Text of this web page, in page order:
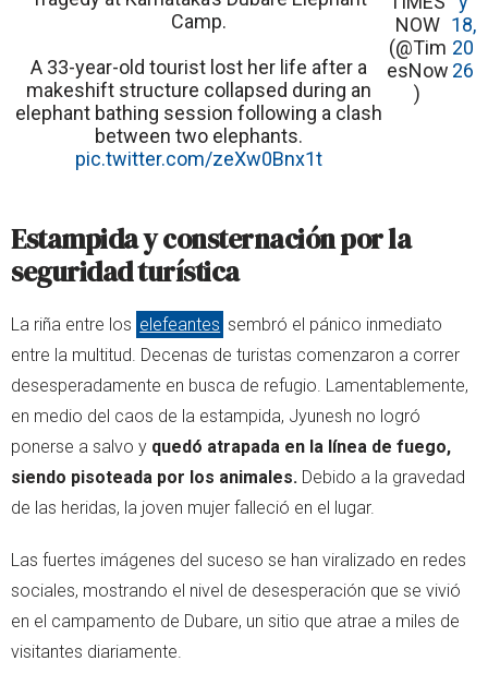
Camp.
A 33-year-old tourist lost her life after a
makeshift structure collapsed during an
elephant bathing session following a clash
between two elephants.
pic.twitter.com/zeXw0Bnx1t
NOW
(@Tim
esNow
)
18,
20
26
Estampida y consternación por la
seguridad turística
La riña entre los elefeantes sembró el pánico inmediato
entre la multitud. Decenas de turistas comenzaron a correr
desesperadamente en busca de refugio. Lamentablemente,
en medio del caos de la estampida, Jyunesh no logró
ponerse a salvo y quedó atrapada en la línea de fuego,
siendo pisoteada por los animales. Debido a la gravedad
de las heridas, la joven mujer falleció en el lugar.
Las fuertes imágenes del suceso se han viralizado en redes
sociales, mostrando el nivel de desesperación que se vivió
en el campamento de Dubare, un sitio que atrae a miles de
visitantes diariamente.